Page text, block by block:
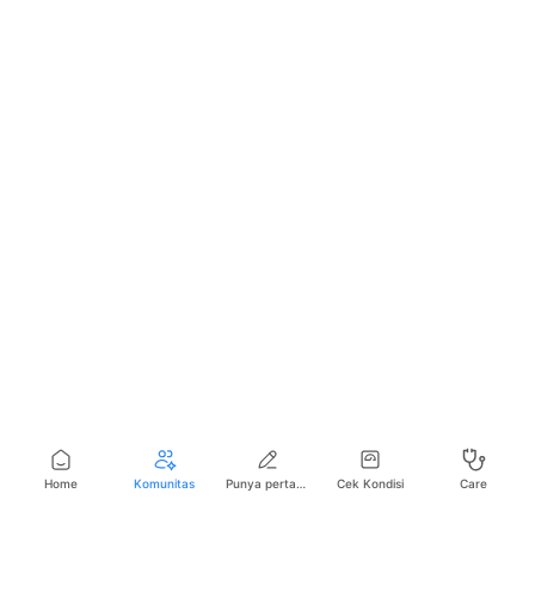
Home Komunitas Punya pertanyaan seputar kesehatan? Cek Kondisi Care